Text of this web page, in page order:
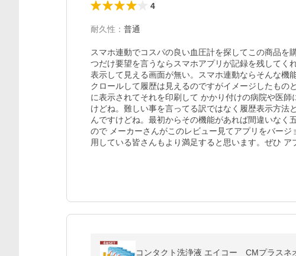
4
耐久性 ： 普通
スマホ連動でコスパの良い血圧計を探してこの商品を
つだけ要望を言うならスマホアプリが記録を残してく
表示して見える画面が無い。スマホ連動ならそんな機
クロールして履歴は見えるのですがイメージしたもの
に表示されてそれを印刷して かかり付けの病院や医
けどね。難しい事を言ってる訳ではなく履歴表示方法
んですけどね。最初からその機能があれば間違いなく
ので メーカーさんがこのレビュー見てアプリをバー
用している皆さんもより満足すると思います。ぜひ ア
コンタクト洗浄液 エイコー CMプラス